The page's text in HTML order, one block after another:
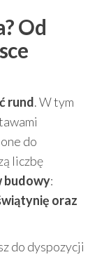
Od
rund. W tym
do
liczbę
budowy:
oraz
do dyspozycji